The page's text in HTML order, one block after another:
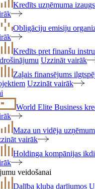
Kredīts uzņēmuma
Obligāciju emisiju
Kredīts pret finanšu
Uzzināt vairāk
Zaļais finansējums
Uzzināt vairāk
World Elite Business
Maza un vidēja
vairāk
Holdinga kompānijas
veidošanai
Dalība kluba darījumos